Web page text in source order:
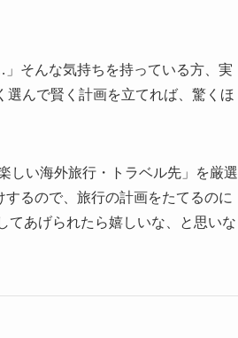
そんな気持ちを持っている方、実
んで賢く計画を立てれば、驚くほ
しい海外旅行・トラベル先」を厳選
るので、旅行の計画をたてるのに
てあげられたら嬉しいな、と思いな